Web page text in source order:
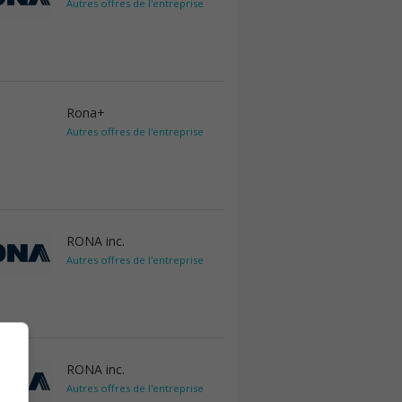
Autres offres de l'entreprise
Rona+
Autres offres de l'entreprise
RONA inc.
Autres offres de l'entreprise
RONA inc.
Autres offres de l'entreprise